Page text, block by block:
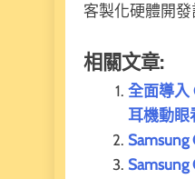
客製化硬體開發
相關文章:
全面導入
耳機動眼